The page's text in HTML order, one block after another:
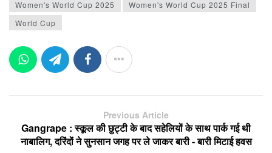
Women's World Cup 2025
Women's World Cup 2025 Final
World Cup
Previous Article
Gangrape : स्कूल की छुट्टी के बाद सहेलियों के साथ पार्क गई थी
नाबालिग, दरिंदों ने सुनसान जगह पर ले जाकर बारी - बारी मिटाई हवस